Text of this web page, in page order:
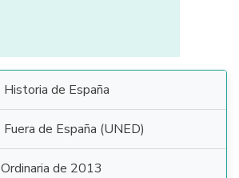
Historia de España
Fuera de España (UNED)
Ordinaria de 2013